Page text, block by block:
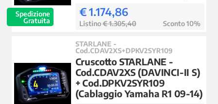
Spedizione
Gratuita
€ 1.174,86
Listino€ 1.305,40 Sconto 10%
STARLANE -
Cod.CDAV2XS+DPKV2SYR109
Cruscotto STARLANE -
Cod.CDAV2XS (DAVINCI-II S)
+ Cod.DPKV2SYR109
(Cablaggio Yamaha R1 09-14)